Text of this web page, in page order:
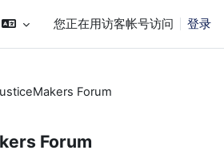
您正在用访客帐号访问 登录
Forum
Forum